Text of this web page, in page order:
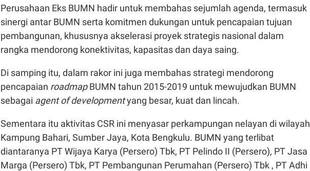
Perusahaan Eks BUMN hadir untuk membahas sejumlah agenda, termasuk
sinergi antar BUMN serta komitmen dukungan untuk pencapaian tujuan
pembangunan, khususnya akselerasi proyek strategis nasional dalam
rangka mendorong konektivitas, kapasitas dan daya saing.
Di samping itu, dalam rakor ini juga membahas strategi mendorong
pencapaian roadmapBUMN tahun 2015-2019 untuk mewujudkan BUMN
sebagai agent of developmentyang besar, kuat dan lincah.
Sementara itu aktivitas CSR ini menyasar perkampungan nelayan di wilayah
Kampung Bahari, Sumber Jaya, Kota Bengkulu. BUMN yang terlibat
diantaranya PT Wijaya Karya (Persero) Tbk, PT Pelindo II (Persero), PT Jasa
Marga (Persero) Tbk, PT Pembangunan Perumahan (Persero) Tbk , PT Adhi